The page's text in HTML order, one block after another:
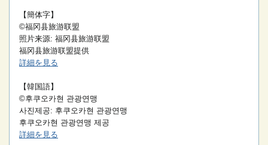
【簡体字】
©福冈县旅游联盟
照片来源: 福冈县旅游联盟
福冈县旅游联盟提供
詳細を見る
【韓国語】
©후쿠오카현 관광연맹
사진제공: 후쿠오카현 관광연맹
후쿠오카현 관광연맹 제공
詳細を見る